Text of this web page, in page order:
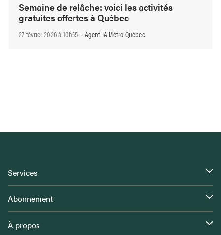
Semaine de relâche: voici les activités
gratuites offertes à Québec
27 février 2026 à 10h55 - Agent IA Métro Québec
Services
Abonnement
À propos